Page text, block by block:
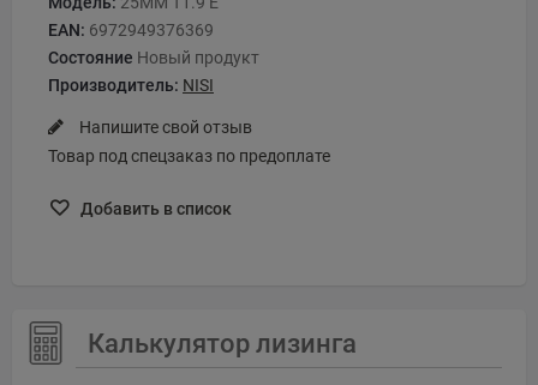
EAN: 6972949376369
Состояние Новый продукт
Производитель: NISI
Напишите свой отзыв
Товар под спецзаказ по предоплате
Добавить в список
Калькулятор лизинга